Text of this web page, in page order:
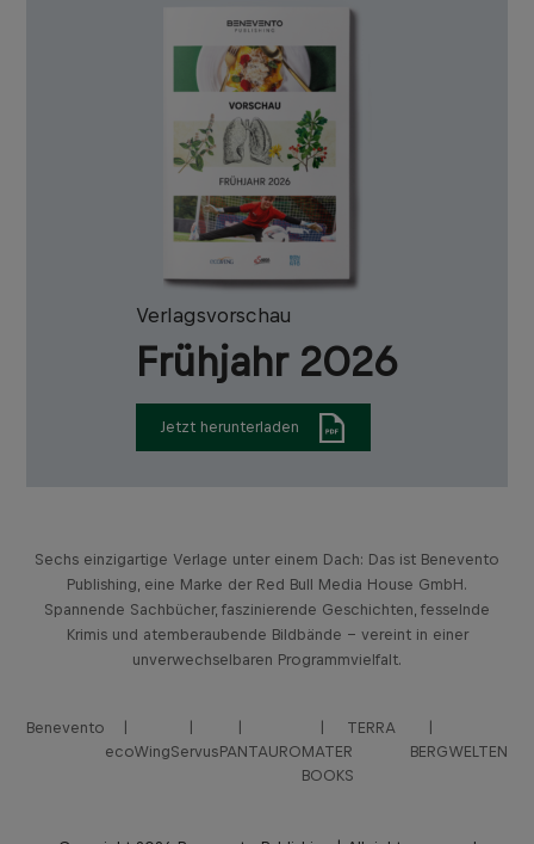
Verlagsvorschau
Frühjahr 2026
Jetzt herunterladen
Sechs einzigartige Verlage unter einem Dach: Das ist Benevento
Publishing, eine Marke der Red Bull Media House GmbH.
Spannende Sachbücher, faszinierende Geschichten, fesselnde
Krimis und atemberaubende Bildbände – vereint in einer
unverwechselbaren Programmvielfalt.
Benevento
ecoWingServusPANTAURO
TERRA
MATER
BOOKS
BERGWELTEN